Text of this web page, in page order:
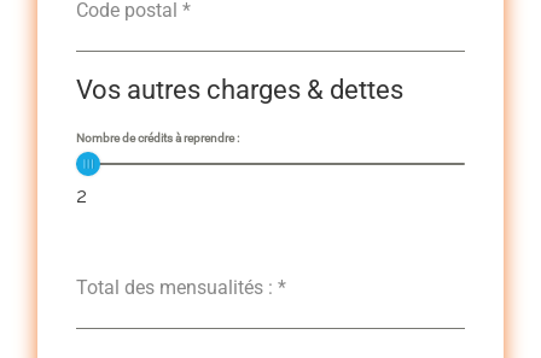
Code postal*
Vos autres charges & dettes
Nombre de crédits à reprendre :
2
Total des mensualités :*